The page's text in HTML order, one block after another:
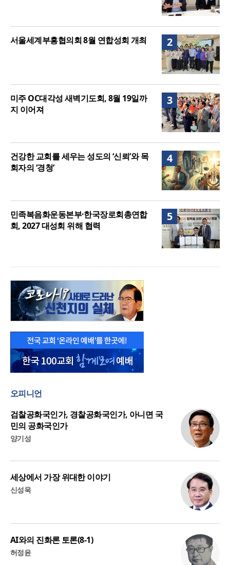
2
서울세계부흥협의회 8월 연합성회 개최
3
미주 OC대각성 새벽기도회, 8월 19일까
지 이어져
4
건강한 교회를 세우는 성도의 ‘신뢰’와 목
회자의 ‘경청’
5
민족복음화운동본부·한국장로회총연합
회, 2027 대성회 위해 협력
오피니언
검찰공화국인가, 경찰공화국인가, 아니면 국
민의 공화국인가
양기성
세상에서 가장 위대한 이야기
신성욱
AI와의 진화론 토론(8-1)
허정윤